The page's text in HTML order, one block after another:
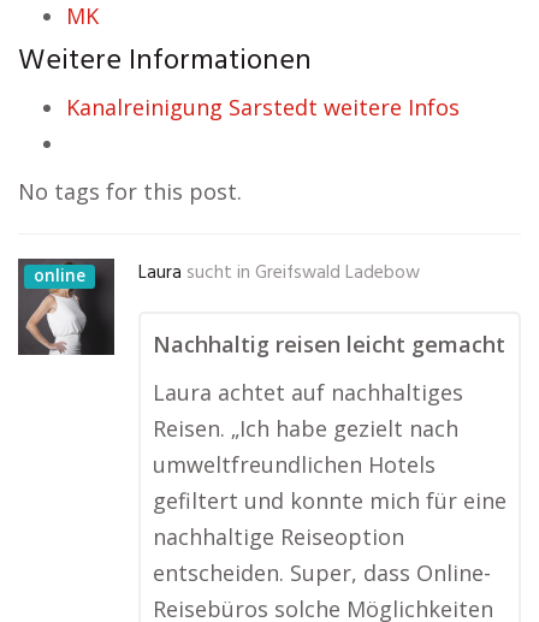
MK
Weitere Informationen
Kanalreinigung Sarstedt weitere Infos
No tags for this post.
online Laura sucht in Greifswald Ladebow
Nachhaltig reisen leicht gemacht
Laura achtet auf nachhaltiges
Reisen. „Ich habe gezielt nach
umweltfreundlichen Hotels
gefiltert und konnte mich für eine
nachhaltige Reiseoption
entscheiden. Super, dass Online-
Reisebüros solche Möglichkeiten